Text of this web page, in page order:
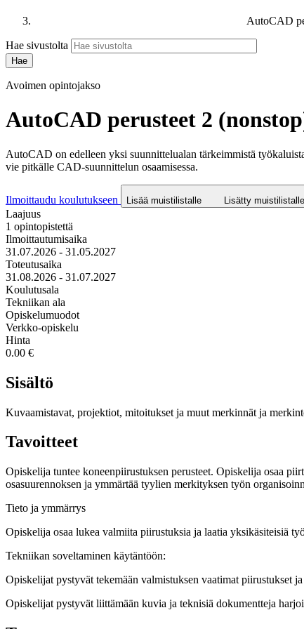
AutoCAD
Hae sivustolta
Avoimen opintojakso
AutoCAD perusteet 2
AutoCAD on edelleen yksi suunnittelualan tärkeimmistä
vie pitkälle CAD-suunnittelun osaamisessa.
Ilmoittaudu koulutukseen Lisää muistilistalle Lisätty muistilistalle
Laajuus
1 opintopistettä
Ilmoittautumisaika
31.07.2026 - 31.05.2027
Toteutusaika
31.08.2026 - 31.07.2027
Koulutusala
Tekniikan ala
Opiskelumuodot
Verkko-opiskelu
Hinta
0.00 €
Sisältö
Kuvaamistavat, projektiot, mitoitukset ja muut merkinnät ja
Tavoitteet
Opiskelija tuntee koneenpiirustuksen perusteet. Opiskelija osaa
osasuurennoksen ja ymmärtää tyylien merkityksen työn
Tieto ja ymmärrys
Opiskelija osaa lukea valmiita piirustuksia ja laatia yksikäsiteisiä
Tekniikan soveltaminen käytäntöön:
Opiskelijat pystyvät tekemään valmistuksen vaatimat piirustukset
Opiskelijat pystyvät liittämään kuvia ja teknisiä dokumentteja